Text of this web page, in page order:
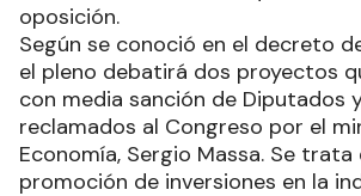
oposición.
Según se conoció en el decreto
el pleno debatirá dos proyectos
con media sanción de Diputados
reclamados al Congreso por el
Economía, Sergio Massa. Se
promoción de inversiones en la